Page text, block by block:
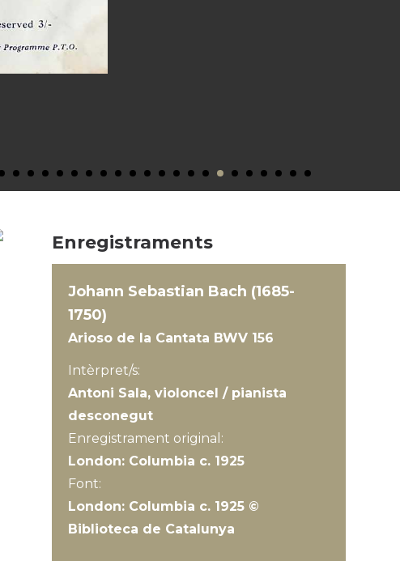
Enregistraments
Johann Sebastian Bach (1685-
1750)
Arioso de la Cantata BWV 156
Intèrpret/s:
Antoni Sala, violoncel / pianista
desconegut
Enregistrament original:
London: Columbia c. 1925
Font:
London: Columbia c. 1925 ©
Biblioteca de Catalunya